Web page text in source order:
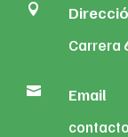

Carrera
 Email